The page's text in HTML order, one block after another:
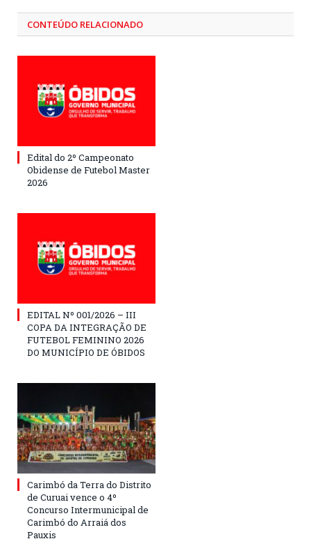
CONTEÚDO RELACIONADO
Edital do 2º Campeonato
Obidense de Futebol Master
2026
EDITAL Nº 001/2026 – III
COPA DA INTEGRAÇÃO DE
FUTEBOL FEMININO 2026
DO MUNICÍPIO DE ÓBIDOS
Carimbó da Terra do Distrito
de Curuai vence o 4º
Concurso Intermunicipal de
Carimbó do Arraiá dos
Pauxis